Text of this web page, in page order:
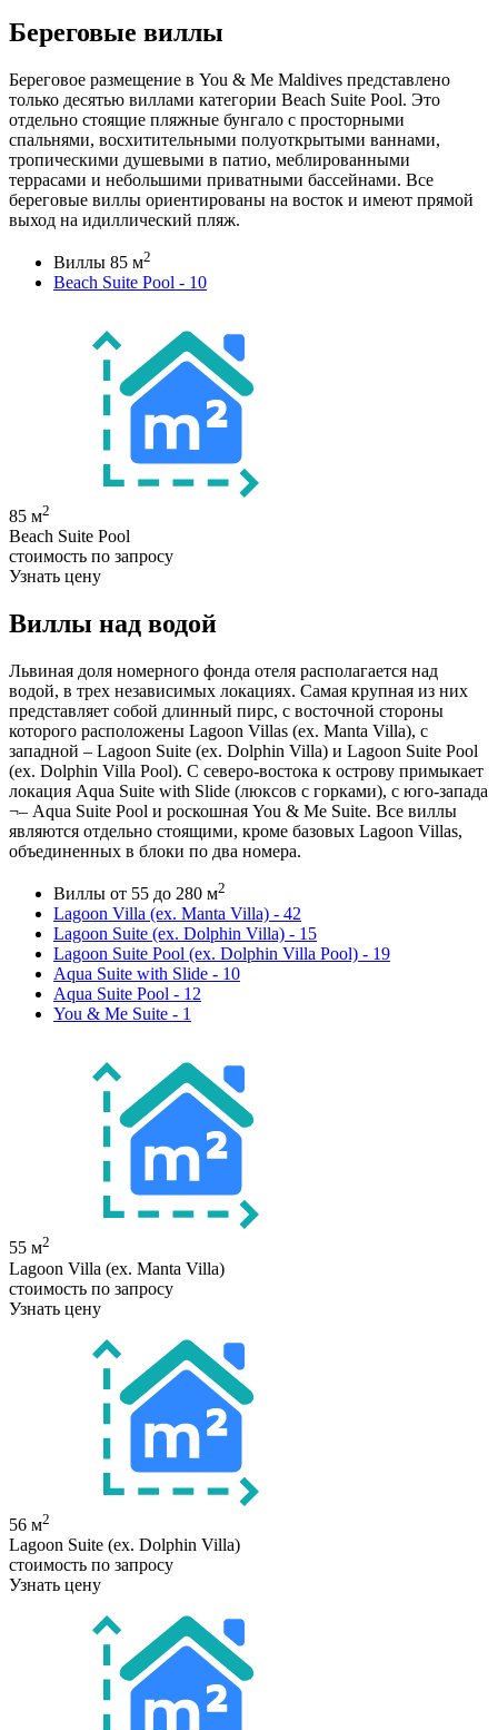
Береговые виллы
Береговое размещение в You & Me Maldives представлено
только десятью виллами категории Beach Suite Pool. Это
отдельно стоящие пляжные бунгало с просторными
спальнями, восхитительными полуоткрытыми ваннами,
тропическими душевыми в патио, меблированными
террасами и небольшими приватными бассейнами. Все
береговые виллы ориентированы на восток и имеют прямой
выход на идиллический пляж.
Виллы 85 м2
Beach Suite Pool - 10
85 м2
Beach Suite Pool
стоимость по запросу
Узнать цену
Виллы над водой
Львиная доля номерного фонда отеля располагается над
водой, в трех независимых локациях. Самая крупная из них
представляет собой длинный пирс, с восточной стороны
которого расположены Lagoon Villas (ex. Manta Villa), с
западной – Lagoon Suite (ex. Dolphin Villa) и Lagoon Suite Pool
(ex. Dolphin Villa Pool). С северо-востока к острову примыкает
локация Aqua Suite with Slide (люксов с горками), с юго-запада
¬– Aqua Suite Pool и роскошная You & Me Suite. Все виллы
являются отдельно стоящими, кроме базовых Lagoon Villas,
объединенных в блоки по два номера.
Виллы от 55 до 280 м2
Lagoon Villa (ex. Manta Villa) - 42
Lagoon Suite (ex. Dolphin Villa) - 15
Lagoon Suite Pool (ex. Dolphin Villa Pool) - 19
Aqua Suite with Slide - 10
Aqua Suite Pool - 12
You & Me Suite - 1
55 м2
Lagoon Villa (ex. Manta Villa)
стоимость по запросу
Узнать цену
56 м2
Lagoon Suite (ex. Dolphin Villa)
стоимость по запросу
Узнать цену